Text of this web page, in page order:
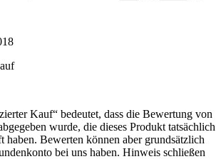
Kauf“ bedeutet, dass die Bewertung von
wurde, die dieses Produkt tatsächlich
haben. Bewerten können aber grundsätzlich
bei uns haben. Hinweis schließen